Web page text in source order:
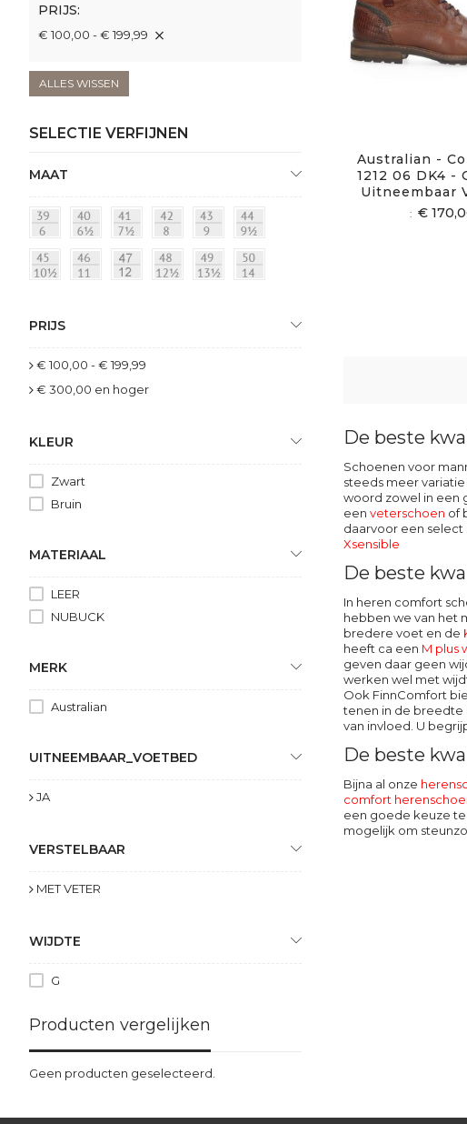
Australian -
1212 06 DK4 -
Uitneembaar
€
De beste
Schoenen voor
steeds meer
woord zowel in een
een veterschoen of
daarvoor een select
Xsensible
De beste
In heren comfort
hebben we van het
bredere voet en de
heeft ca een M plus
geven daar geen
werken wel met
Ook FinnComfort
tenen in de breedte
van invloed. U
De beste
Bijna al onze
comfort
een goede keuze te
mogelijk om
PRIJS
€ 100,00 - € 199,99
ALLES WISSEN
SELECTIE VERFIJNEN
MAAT
PRIJS
€ 100,00 -€ 199,99
€ 300,00 en hoger
KLEUR
Zwart
Bruin
MATERIAAL
LEER
NUBUCK
MERK
Australian
UITNEEMBAAR_VOETBED
JA
VERSTELBAAR
MET VETER
WIJDTE
G
Producten vergelijken
Geen producten geselecteerd.